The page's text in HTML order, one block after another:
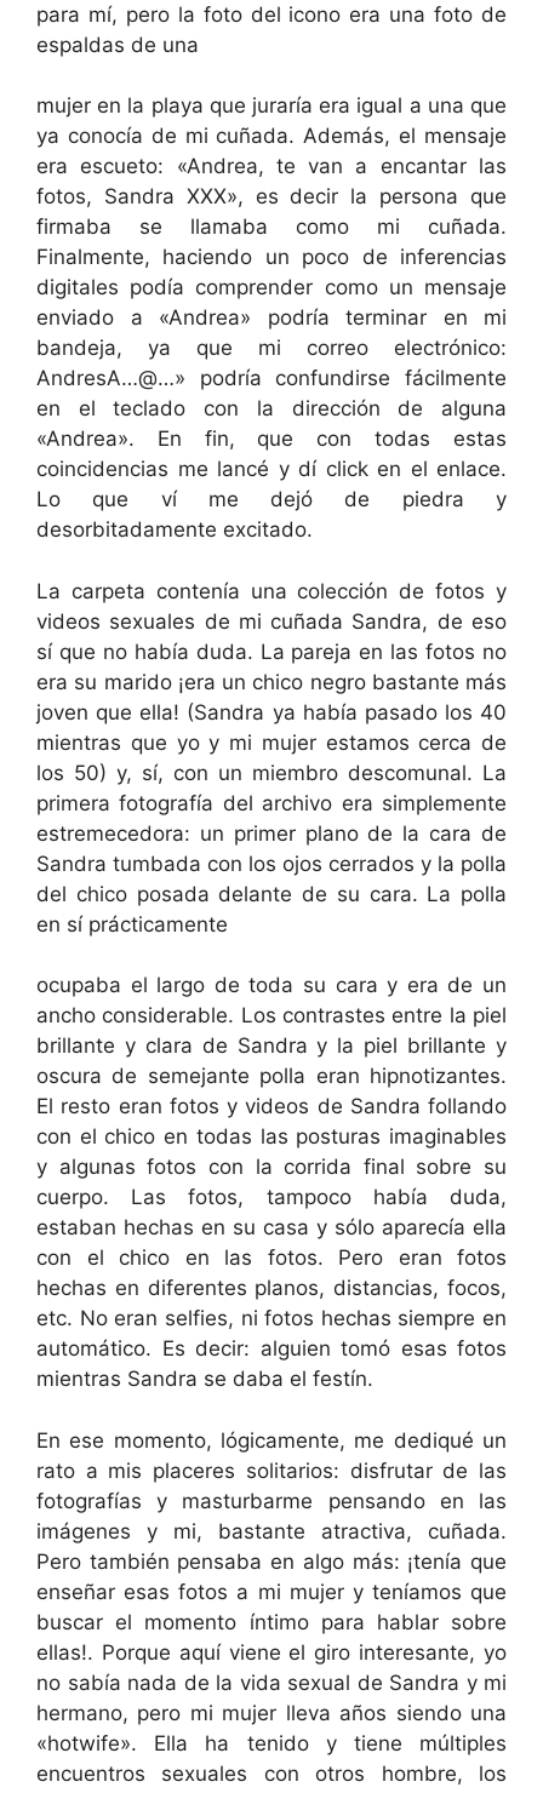
para mí, pero la foto del icono era una foto de
espaldas de una
mujer en la playa que juraría era igual a una que
ya conocía de mi cuñada. Además, el mensaje
era escueto: «Andrea, te van a encantar las
fotos, Sandra XXX», es decir la persona que
firmaba se llamaba como mi cuñada.
Finalmente, haciendo un poco de inferencias
digitales podía comprender como un mensaje
enviado a «Andrea» podría terminar en mi
bandeja, ya que mi correo electrónico:
AndresA…@…» podría confundirse fácilmente
en el teclado con la dirección de alguna
«Andrea». En fin, que con todas estas
coincidencias me lancé y dí click en el enlace.
Lo que ví me dejó de piedra y
desorbitadamente excitado.
La carpeta contenía una colección de fotos y
videos sexuales de mi cuñada Sandra, de eso
sí que no había duda. La pareja en las fotos no
era su marido ¡era un chico negro bastante más
joven que ella! (Sandra ya había pasado los 40
mientras que yo y mi mujer estamos cerca de
los 50) y, sí, con un miembro descomunal. La
primera fotografía del archivo era simplemente
estremecedora: un primer plano de la cara de
Sandra tumbada con los ojos cerrados y la polla
del chico posada delante de su cara. La polla
en sí prácticamente
ocupaba el largo de toda su cara y era de un
ancho considerable. Los contrastes entre la piel
brillante y clara de Sandra y la piel brillante y
oscura de semejante polla eran hipnotizantes.
El resto eran fotos y videos de Sandra follando
con el chico en todas las posturas imaginables
y algunas fotos con la corrida final sobre su
cuerpo. Las fotos, tampoco había duda,
estaban hechas en su casa y sólo aparecía ella
con el chico en las fotos. Pero eran fotos
hechas en diferentes planos, distancias, focos,
etc. No eran selfies, ni fotos hechas siempre en
automático. Es decir: alguien tomó esas fotos
mientras Sandra se daba el festín.
En ese momento, lógicamente, me dediqué un
rato a mis placeres solitarios: disfrutar de las
fotografías y masturbarme pensando en las
imágenes y mi, bastante atractiva, cuñada.
Pero también pensaba en algo más: ¡tenía que
enseñar esas fotos a mi mujer y teníamos que
buscar el momento íntimo para hablar sobre
ellas!. Porque aquí viene el giro interesante, yo
no sabía nada de la vida sexual de Sandra y mi
hermano, pero mi mujer lleva años siendo una
«hotwife». Ella ha tenido y tiene múltiples
encuentros sexuales con otros hombre, los